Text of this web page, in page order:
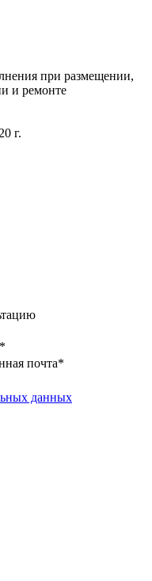
при размещении,
и ремонте
г.
почта*
данных